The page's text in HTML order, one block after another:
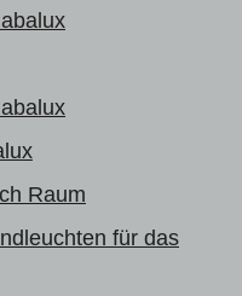
Raum
für das